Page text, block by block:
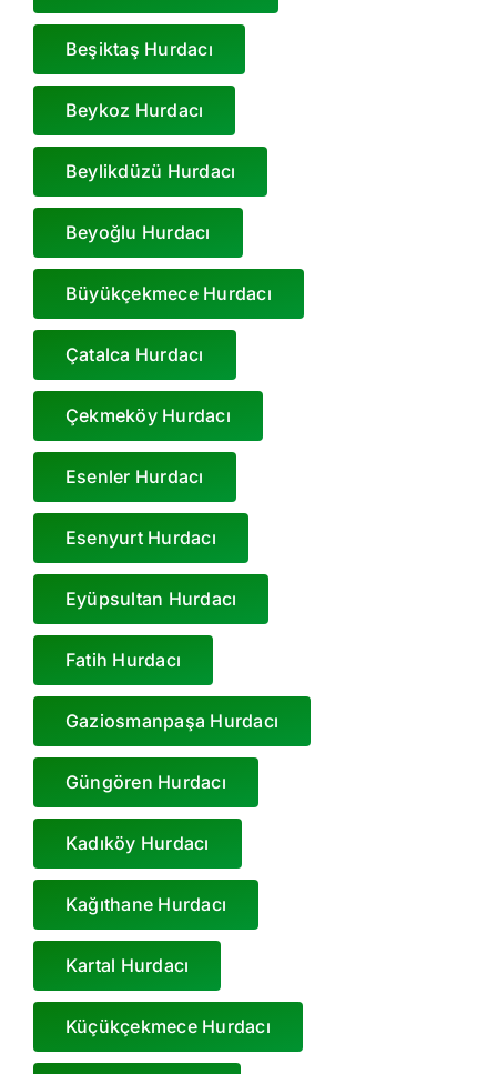
Beşiktaş Hurdacı
Beykoz Hurdacı
Beylikdüzü Hurdacı
Beyoğlu Hurdacı
Büyükçekmece Hurdacı
Çatalca Hurdacı
Çekmeköy Hurdacı
Esenler Hurdacı
Esenyurt Hurdacı
Eyüpsultan Hurdacı
Fatih Hurdacı
Gaziosmanpaşa Hurdacı
Güngören Hurdacı
Kadıköy Hurdacı
Kağıthane Hurdacı
Kartal Hurdacı
Küçükçekmece Hurdacı